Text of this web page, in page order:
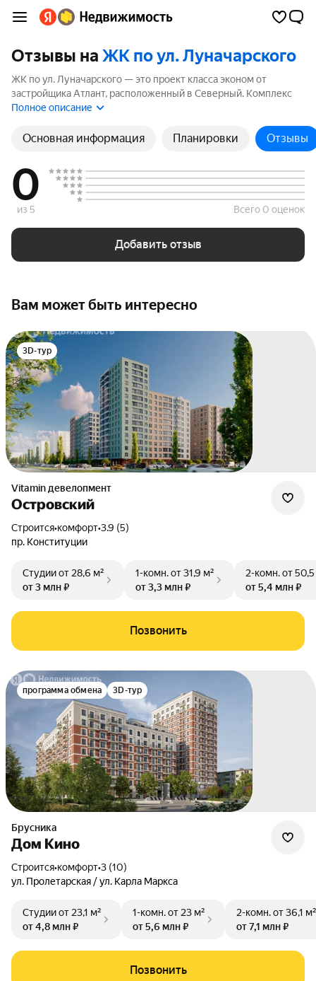
Отзывы на ЖК по ул. Луначарского
ЖК по ул. Луначарского — это проект класса эконом от
застройщика Атлант, расположенный в Северный. Комплекс
включает 1 корпуса высотой до 4 этажей. Если вы планируете
отзывами покупателей и жителей района. Мы рассчитали
рейтинг на основе реальных отзывов, чтобы помочь вам
Полное описание
Основная информация Планировки Отзывы
0
из 5 Всего 0 оценок
Добавить отзыв
Вам может быть интересно
3D-тур
Vitamin девелопмент
Островский
Строится•комфорт•3.9 (5)
пр. Конституции
Студииот 28,6 м²
от 3 млн ₽
1-комн.от 31,9 м²
от 3,3 млн ₽
2-комн.от
от 5,4 млн ₽
Позвонить
программа обмена 3D-тур
Брусника
Дом Кино
Строится•комфорт•3 (10)
ул. Пролетарская / ул. Карла Маркса
Студииот 23,1 м²
от 4,8 млн ₽
1-комн.от 23 м²
от 5,6 млн ₽
2-комн.от 36,1 м²
от 7,1 млн ₽
Позвонить